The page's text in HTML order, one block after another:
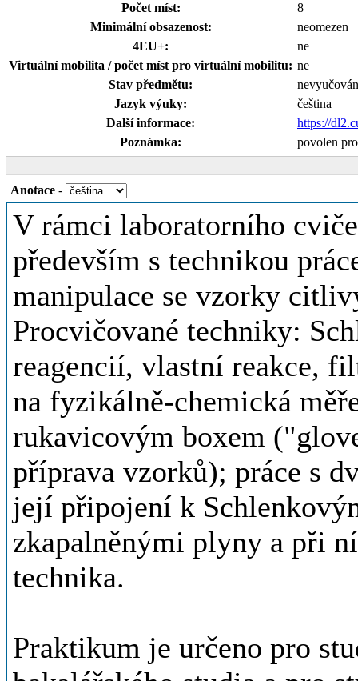
Počet míst:
8
Minimální obsazenost:
neomezen
4EU+:
ne
Virtuální mobilita / počet míst pro virtuální mobilitu: ne
Stav předmětu:
nevyučován
Jazyk výuky:
čeština
Další informace:
https://
Poznámka:
povolen
Anotace -
V rámci laboratorního
především s technikou
manipulace se vzorky
Procvičované techniky:
reagencií, vlastní reakce,
na fyzikálně-chemická
rukavicovým boxem
příprava vzorků); práce s
její připojení k
zkapalněnými plyny a při
technika.
Praktikum je určeno pro